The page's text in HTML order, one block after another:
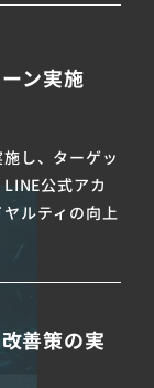
ン実施
し、ターゲッ
公式アカ
ルティの向上
善策の実